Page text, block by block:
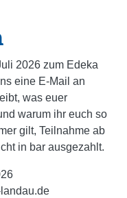
2026 zum Edeka
eine E-Mail an
was euer
warum ihr euch so
gilt, Teilnahme ab
in bar ausgezahlt.